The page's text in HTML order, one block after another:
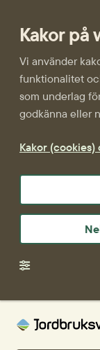
Kakor på
Vi använder
funktionalitet
som underlag
godkänna eller
Kakor